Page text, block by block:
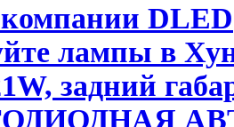
DLED
лампы в
задний